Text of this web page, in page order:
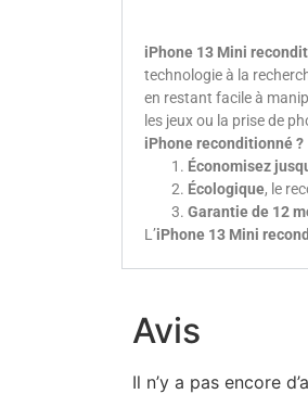
iPhone 13 Mini
technologie à la
en restant facile à
les jeux ou la prise de
iPhone reconditionné ?
Économisez
Écologique, le
Garantie de 12
L’iPhone 13 Mini
Avis
Il n’y a pas encore